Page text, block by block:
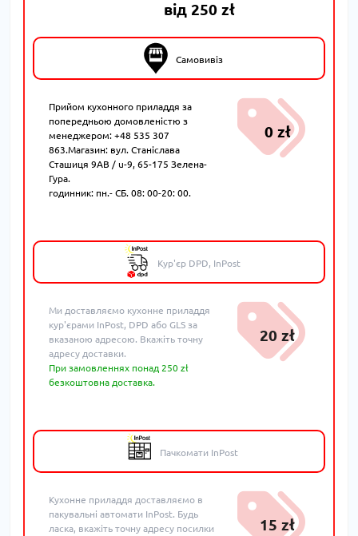
від 250 zł
Самовивіз
Прийом кухонного приладдя за
попередньою домовленістю з
менеджером: +48 535 307
863.Магазин: вул. Станіслава
Сташиця 9AB / u-9, 65-175 Зелена-
Гура.
годинник: пн.- СБ. 08: 00-20: 00.
0 zł
Кур'єр DPD, InPost
Ми доставляємо кухонне приладдя
кур'єрами InPost, DPD або GLS за
вказаною адресою. Вкажіть точну
адресу доставки.
При замовленнях понад 250 zł
безкоштовна доставка.
20 zł
Пачкомати InPost
Кухонне приладдя доставляємо в
пакувальні автомати InPost. Будь
ласка, вкажіть точну адресу посилки
15 zł